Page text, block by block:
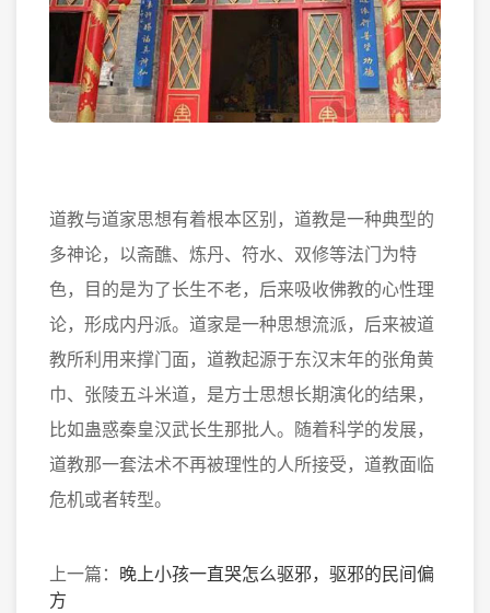
道教与道家思想有着根本区别，道教是一种典型的
多神论，以斋醮、炼丹、符水、双修等法门为特
色，目的是为了长生不老，后来吸收佛教的心性理
论，形成内丹派。道家是一种思想流派，后来被道
教所利用来撑门面，道教起源于东汉末年的张角黄
巾、张陵五斗米道，是方士思想长期演化的结果，
比如蛊惑秦皇汉武长生那批人。随着科学的发展，
道教那一套法术不再被理性的人所接受，道教面临
危机或者转型。
上一篇： 晚上小孩一直哭怎么驱邪，驱邪的民间偏
方